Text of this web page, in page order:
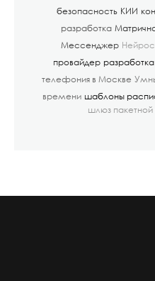
безопасность КИИ
разработка
Мессенджер
провайдер
телефония в Москве
времени шаблоны
шлюз